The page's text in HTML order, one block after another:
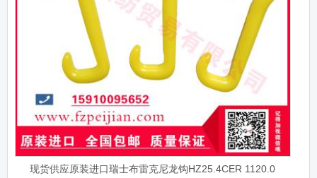
现货供应原装进口瑞士布雷克尼龙钩HZ25.4CER 1120.0